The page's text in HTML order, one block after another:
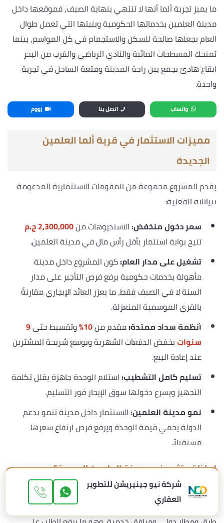
ما يميز تجربة ألما أنها لا تنتهي بنهاية الصيف، فموقعها داخل
مدينة العلمين بخدماتها الحكومية وبنيتها التي تعمل طوال
العام يجعلها صالحة للسكن والاستجمام في كل المواسم، بينما
تمنحك المسطحات المائية والنادي الرياضي والقرب من البحر
ايقاع هادئ يجمع بين راحة المدينة ومتعة الساحل في تجربة
واحدة.
واتساب اتصل بنا زووم
مميزات الاستثمار في قرية ألما العلمين
الجديدة
يقدم المشروع مجموعة من المقومات الاستثمارية المدعومة
ببياناته الفعلية:
سعر دخول منخفض: الاستديوهات من2,300,000 ج.م
تتيح بوابة استثمار بأقل رأس مال في مدينة العلمين.
تشغيل على مدار العام:كون المشروع داخل مدينة
مأهولة بخدمات حكومية يرفع فرص التأجير على مدار
السنة لا في الصيف فقط، ما يعزز العائد الإيجاري مقارنةً
بالقرى الموسمية المنعزلة.
أنظمة سداد ممتدة:مقدم من10% وتقسيط حتى9
سنوات يخفض الدفعات الشهرية ويوسع شريحة المشترين
عند إعادة البيع.
تسليم كامل التشطيب: استلام الوحدة جاهزة يقلل تكلفة
التجهيز ويسرع دخولها سوق الإيجار فور التسليم.
نمو مدينة العلمين: الاستثمار داخل مدينة تنمو بدعم
الدولة يحمي قيمة الوحدة ويرفع فرص ارتفاع سعرها
مستقبلاً.
لماذا تستثمر في مدينة العلمين الجديدة؟
تتبني الدولة مدينة العلمين الجديدة كأحد أبرز مشروعات الجيل
الرابع وعاصمة صيفية متكاملة، بما تضخه من بنية تحتية ومحاور
شركة نيو جينيريشن للتطوير
العقاري